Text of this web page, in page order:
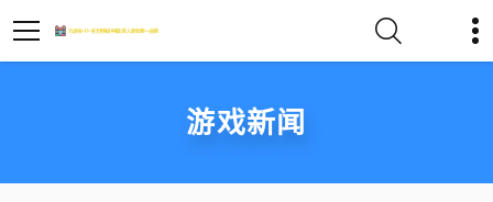
游戏新闻